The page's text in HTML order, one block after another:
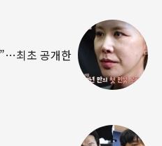
최초 공개한